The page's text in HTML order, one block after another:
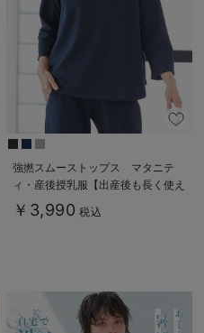
強撚スムーストップス マタニテ
ィ・産後授乳服【出産後も長く使え
る】
￥3,990 税込